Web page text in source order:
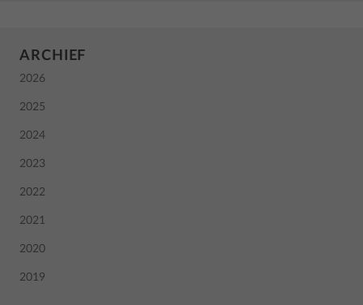
ARCHIEF
2026
2025
2024
2023
2022
2021
2020
2019